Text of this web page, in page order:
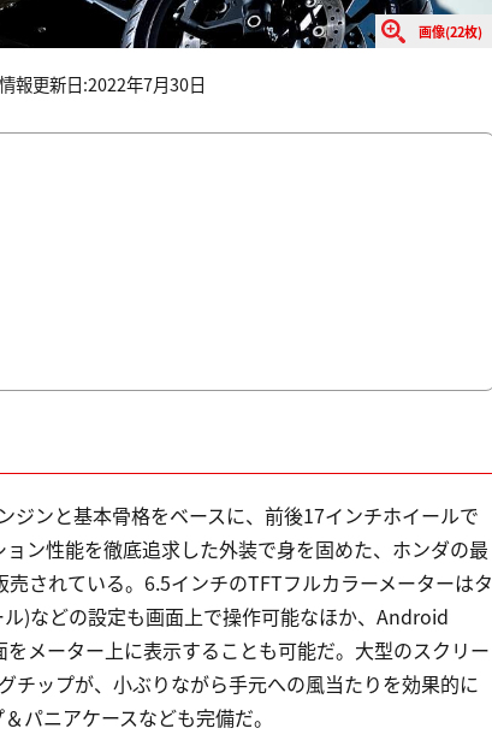
画像(22枚)
報更新日:2022年7月30日
ジンと基本骨格をベースに、前後17インチホイールで
ン性能を徹底追求した外装で身を固めた、ホンダの最
されている。6.5インチのTFTフルカラーメーターはタ
)などの設定も画面上で操作可能なほか、Android
メーター上に表示することも可能だ。大型のスクリー
チップが、小ぶりながら手元への風当たりを効果的に
パニアケースなども完備だ。